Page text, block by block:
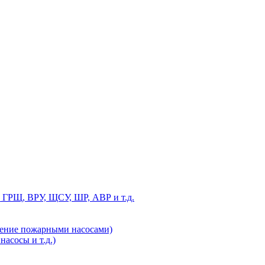
ГРЩ, ВРУ, ЩСУ, ШР, АВР и т.д.
пожарными насосами)
и т.д.)